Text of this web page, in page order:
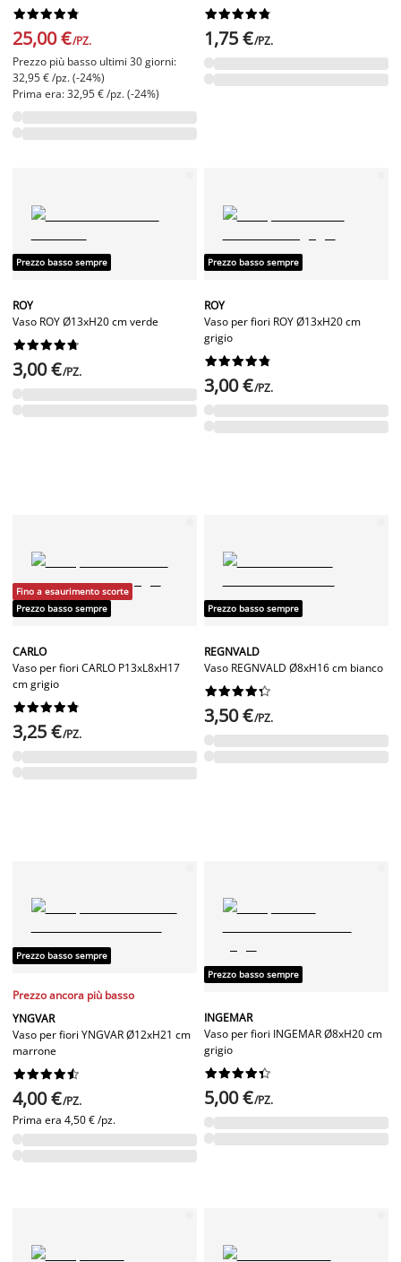






25,00 €/PZ.
Prezzo più basso ultimi 30 giorni:
32,95 € /pz. (-24%)
Prima era: 32,95 € /pz. (-24%)






1,75 €/PZ.
Prezzo basso sempre
ROY
Vaso ROY Ø13xH20 cm verde






3,00 €/PZ.
Prezzo basso sempre
ROY
Vaso per fiori ROY Ø13xH20 cm
grigio






3,00 €/PZ.
Fino a esaurimento scorte
Prezzo basso sempre
CARLO
Vaso per fiori CARLO P13xL8xH17
cm grigio






3,25 €/PZ.
Prezzo basso sempre
REGNVALD
Vaso REGNVALD Ø8xH16 cm bianco






3,50 €/PZ.
Prezzo basso sempre
Prezzo ancora più basso
YNGVAR
Vaso per fiori YNGVAR Ø12xH21 cm
marrone






4,00 €/PZ.
Prima era 4,50 € /pz.
Prezzo basso sempre
INGEMAR
Vaso per fiori INGEMAR Ø8xH20 cm
grigio






5,00 €/PZ.